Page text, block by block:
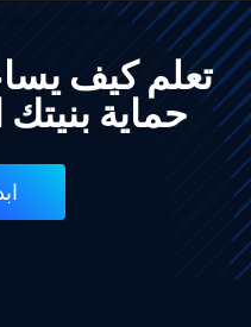
حماية بنيتك